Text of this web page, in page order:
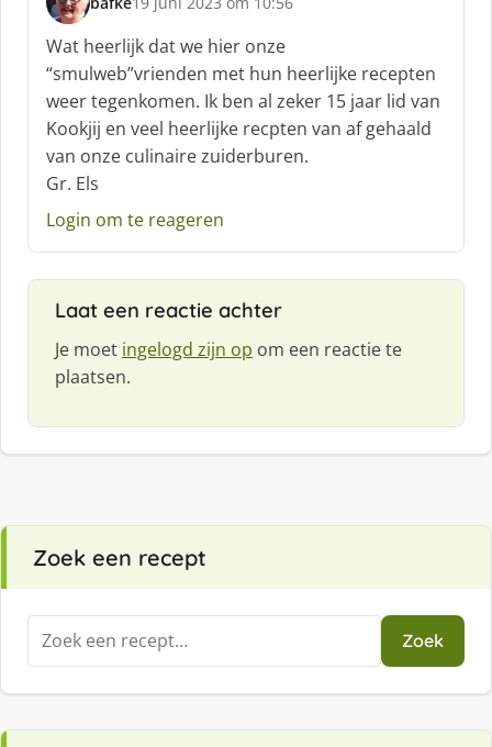
s
c
h
e
e
f
:
Wat heerlijk dat we hier onze
“smulweb”vrienden met hun heerlijke recepten
weer tegenkomen. Ik ben al zeker 15 jaar lid van
Kookjij en veel heerlijke recpten van af gehaald
van onze culinaire zuiderburen.
Gr. Els
Login om te reageren
Laat een reactie achter
Je moet ingelogd zijn op om een reactie te
plaatsen.
Zoek een recept
Zoeken
naar:
Zoek